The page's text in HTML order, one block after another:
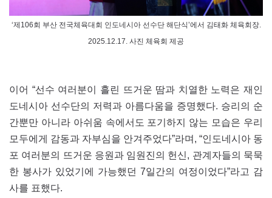
‘제106회 부산 전국체육대회 인도네시아 선수단 해단식’에서 김태화 체육회장.
2025.12.17. 사진 체육회 제공
이어 “선수 여러분이 흘린 뜨거운 땀과 치열한 노력은 재인
도네시아 선수단의 저력과 아름다움을 증명했다. 승리의 순
간뿐만 아니라 아쉬움 속에서도 포기하지 않는 모습은 우리
모두에게 감동과 자부심을 안겨주었다”라며, “인도네시아 동
포 여러분의 뜨거운 응원과 임원진의 헌신, 관계자들의 묵묵
한 봉사가 있었기에 가능했던 7일간의 여정이었다”라고 감
사를 표했다.